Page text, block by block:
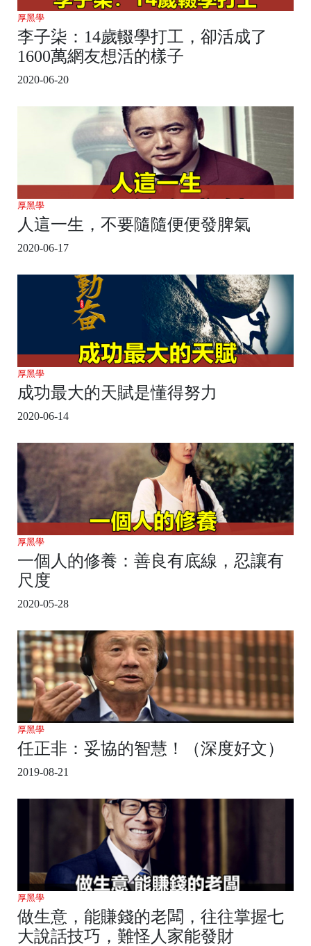
厚黑學
李子柒：14歲輟學打工，卻活成了
1600萬網友想活的樣子
2020-06-20
厚黑學
人這一生，不要隨隨便便發脾氣
2020-06-17
厚黑學
成功最大的天賦是懂得努力
2020-06-14
厚黑學
一個人的修養：善良有底線，忍讓有
尺度
2020-05-28
厚黑學
任正非：妥協的智慧！（深度好文）
2019-08-21
厚黑學
做生意，能賺錢的老闆，往往掌握七
大說話技巧，難怪人家能發財